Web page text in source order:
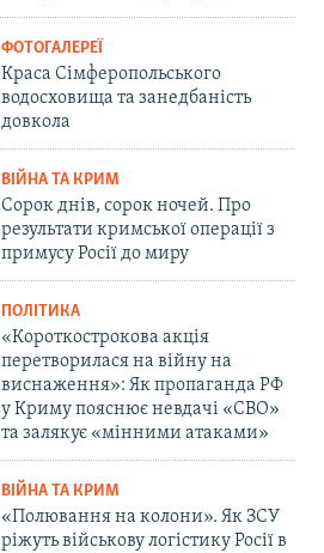
ФОТОГАЛЕРЕЇ
Краса Сімферопольського
водосховища та занедбаність
довкола
ВІЙНА ТА КРИМ
Сорок днів, сорок ночей. Про
результати кримської операції з
примусу Росії до миру
ПОЛІТИКА
«Короткострокова акція
перетворилася на війну на
виснаження»: Як пропаганда РФ
у Криму пояснює невдачі «СВО»
та залякує «мінними атаками»
ВІЙНА ТА КРИМ
«Полювання на колони». Як ЗСУ
ріжуть військову логістику Росії в